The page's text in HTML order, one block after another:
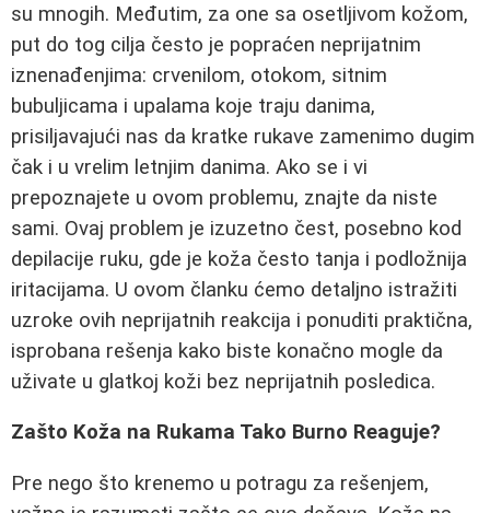
su mnogih. Međutim, za one sa osetljivom kožom,
put do tog cilja često je popraćen neprijatnim
iznenađenjima: crvenilom, otokom, sitnim
bubuljicama i upalama koje traju danima,
prisiljavajući nas da kratke rukave zamenimo dugim
čak i u vrelim letnjim danima. Ako se i vi
prepoznajete u ovom problemu, znajte da niste
sami. Ovaj problem je izuzetno čest, posebno kod
depilacije ruku, gde je koža često tanja i podložnija
iritacijama. U ovom članku ćemo detaljno istražiti
uzroke ovih neprijatnih reakcija i ponuditi praktična,
isprobana rešenja kako biste konačno mogle da
uživate u glatkoj koži bez neprijatnih posledica.
Zašto Koža na Rukama Tako Burno Reaguje?
Pre nego što krenemo u potragu za rešenjem,